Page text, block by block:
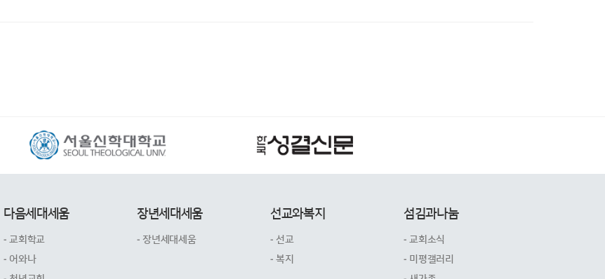
다음세대세움
- 교회학교
- 어와나
장년세대세움
- 장년세대세움
선교와복지
- 선교
- 복지
섬김과나눔
- 교회소식
- 미평갤러리